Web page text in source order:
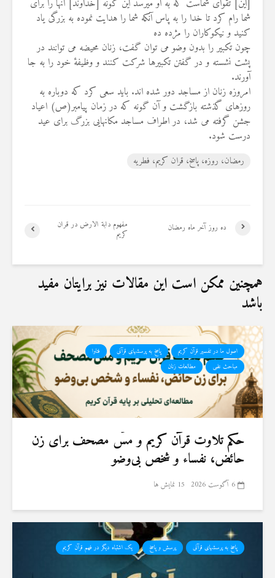
[اين] تقواى شماست كه به او میرسد اين گونه [خداوند] آنها را براى
شما رام كرد تا خدا را به پاس آنكه شما را هدايت نموده به بزرگى ياد
كنيد و نيكوكاران را مژده ده
چون تکبیر را بدون وضو می توان گفت، زنان محیضه می توانند در
پشت نشسته و در گفتن تکبیرها شرکت کنند و وظیفۀ خود را به جا
آورند.
امروزه زنان از مساجد دور شده اند. باید سعی کرد که دوباره به
روزهای گذشته بازگشت و آن گونه که در زمان پیامبر(ص) اعیاد
جشن گرفته می شد، در اطراف مساجد مکانهایی بزرگ برای عید
درست شود.
رمضان، روزه، پاسخ، قران کریم، فطریه
مفهوم دابة الارض در قران
کریم
ده روز آخر ماه رمضان
همچنین ممکن است این مقالات نیز برایتان مفید
باشد
اصول ما در تفسیر قرآن کریم پاسخ به پرسشهای قرآنی
فتاوا
مباحث علمی
مطالعات زنان
حكم تلاوت قرآن كريم و مسّ مصحف برای زن
حائض، نفساء و شخص بی‌وضو
6 آگوست 2026 15 نمایش ها
پاسخ به پرسشهای قرآنی پرسش و پاسخ یک اشتباه دیگر در فهم قرآن کریم